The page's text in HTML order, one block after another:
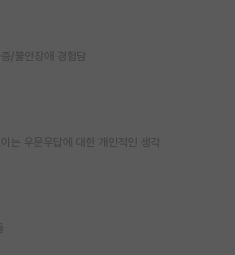
/불안장애 경험담
는 우문우답에 대한 개인적인 생각